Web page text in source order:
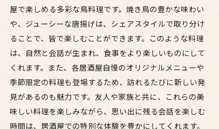
屋で楽しめる多彩な鳥料理です。焼き鳥の豊かな味わい
や、ジューシーな唐揚げは、シェアスタイルで取り分け
ることで、皆で楽しむことができます。このような料理
は、自然と会話が生まれ、食事をより楽しいものにして
くれます。また、各居酒屋自慢のオリジナルメニューや
季節限定の料理も登場するため、訪れるたびに新しい発
見があるのも魅力です。友人や家族と共に、これらの美
味しい料理を楽しみながら、思い出に残る会話を楽しむ
時間は、居酒屋での特別な体験を豊かにしてくれます。